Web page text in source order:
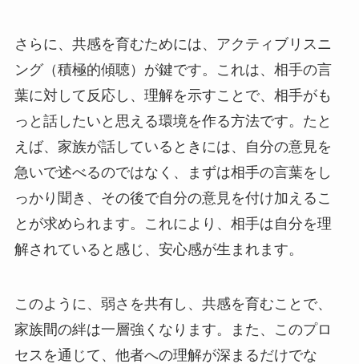
さらに、共感を育むためには、アクティブリスニ
ング（積極的傾聴）が鍵です。これは、相手の言
葉に対して反応し、理解を示すことで、相手がも
っと話したいと思える環境を作る方法です。たと
えば、家族が話しているときには、自分の意見を
急いで述べるのではなく、まずは相手の言葉をし
っかり聞き、その後で自分の意見を付け加えるこ
とが求められます。これにより、相手は自分を理
解されていると感じ、安心感が生まれます。
このように、弱さを共有し、共感を育むことで、
家族間の絆は一層強くなります。また、このプロ
セスを通じて、他者への理解が深まるだけでな